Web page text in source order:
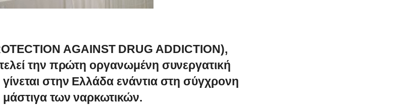
AGAINST DRUG ADDICTION),
την πρώτη οργανωμένη συνεργατική
στην Ελλάδα ενάντια στη σύγχρονη
μάστιγα των ναρκωτικών.